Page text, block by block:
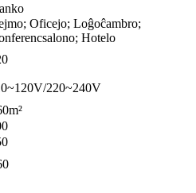
Oficejo; Loĝoĉambro;
Hotelo
220~240V